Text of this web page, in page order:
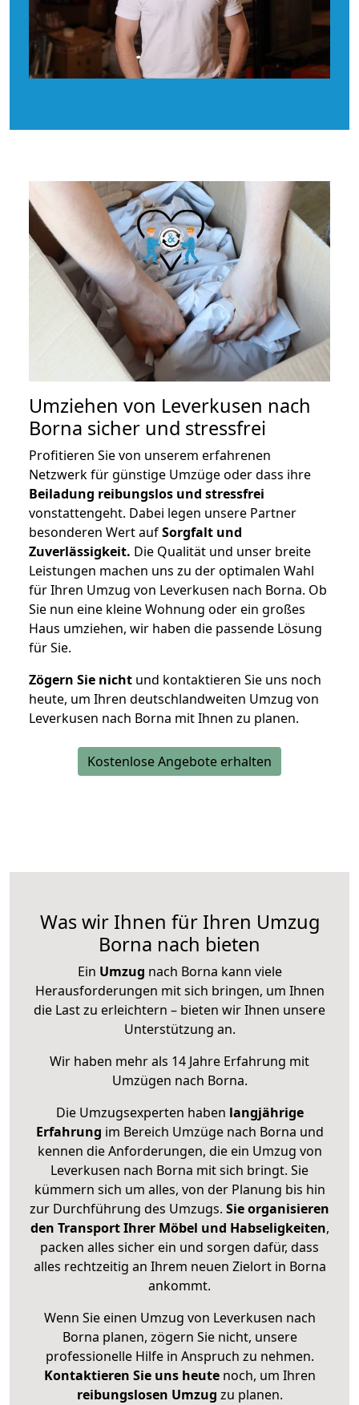
Umziehen von Leverkusen nach
Borna sicher und stressfrei
Profitieren Sie von unserem erfahrenen
Netzwerk für günstige Umzüge oder dass ihre
Beiladung reibungslos und stressfrei
vonstattengeht. Dabei legen unsere Partner
besonderen Wert aufSorgfalt und
Zuverlässigkeit. Die Qualität und unser breite
Leistungen machen uns zu der optimalen Wahl
für Ihren Umzug von Leverkusen nach Borna. Ob
Sie nun eine kleine Wohnung oder ein großes
Haus umziehen, wir haben die passende Lösung
für Sie.
Zögern Sie nicht und kontaktieren Sie uns noch
heute, um Ihren deutschlandweiten Umzug von
Leverkusen nach Borna mit Ihnen zu planen.
Kostenlose Angebote erhalten
Was wir Ihnen für Ihren Umzug
Borna nach bieten
Ein Umzug nach Borna kann viele
Herausforderungen mit sich bringen, um Ihnen
die Last zu erleichtern – bieten wir Ihnen unsere
Unterstützung an.
Wir haben mehr als 14 Jahre Erfahrung mit
Umzügen nach Borna.
Die Umzugsexperten haben langjährige
Erfahrung im Bereich Umzüge nach Borna und
kennen die Anforderungen, die ein Umzug von
Leverkusen nach Borna mit sich bringt. Sie
kümmern sich um alles, von der Planung bis hin
zur Durchführung des Umzugs. Sie organisieren
den Transport Ihrer Möbel und Habseligkeiten,
packen alles sicher ein und sorgen dafür, dass
alles rechtzeitig an Ihrem neuen Zielort in Borna
ankommt.
Wenn Sie einen Umzug von Leverkusen nach
Borna planen, zögern Sie nicht, unsere
professionelle Hilfe in Anspruch zu nehmen.
Kontaktieren Sie uns heutenoch, um Ihren
reibungslosen Umzug zu planen.